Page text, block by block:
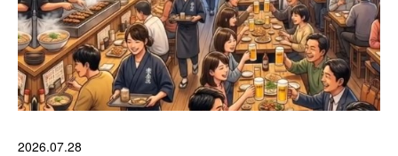
2026.07.28